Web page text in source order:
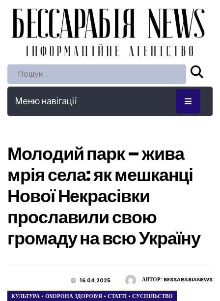
Пошук:
Меню навігації
Молодий парк – жива
мрія села: як мешканці
Нової Некрасівки
прославили свою
громаду на всю Україну
АВТОР: BESSARABIANEWS
16.04.2025
КУЛЬТУРА • ОХОРОНА ЗДОРОВ’Я • СТАТТІ • СУСПІЛЬСТВО